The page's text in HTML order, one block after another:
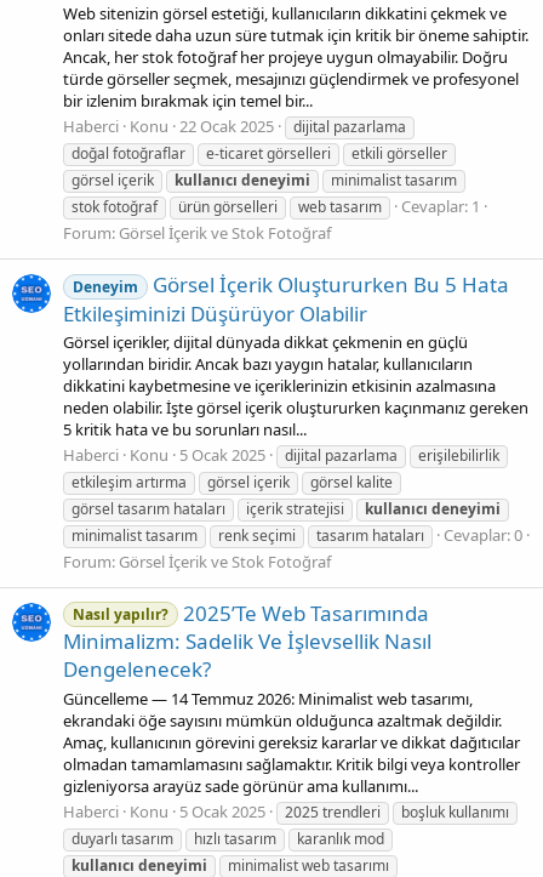
Web sitenizin görsel estetiği, kullanıcıların dikkatini çekmek ve
onları sitede daha uzun süre tutmak için kritik bir öneme sahiptir.
Ancak, her stok fotoğraf her projeye uygun olmayabilir. Doğru
türde görseller seçmek, mesajınızı güçlendirmek ve profesyonel
bir izlenim bırakmak için temel bir...
Haberci Konu 22 Ocak 2025
dijital pazarlama
doğal fotoğraflar
e-ticaret görselleri
etkili görseller
görsel içerik
kullanıcı deneyimi
minimalist tasarım
stok fotoğraf
ürün görselleri web tasarım
Cevaplar: 1
Forum: Görsel İçerik ve Stok Fotoğraf
Deneyim
Görsel İçerik Oluştururken Bu 5 Hata
Etkileşiminizi Düşürüyor Olabilir
Görsel içerikler, dijital dünyada dikkat çekmenin en güçlü
yollarından biridir. Ancak bazı yaygın hatalar, kullanıcıların
dikkatini kaybetmesine ve içeriklerinizin etkisinin azalmasına
neden olabilir. İşte görsel içerik oluştururken kaçınmanız gereken
5 kritik hata ve bu sorunları nasıl...
Haberci Konu 5 Ocak 2025 dijital pazarlama
erişilebilirlik
etkileşim artırma
görsel içerik
görsel kalite
görsel tasarım hataları
içerik stratejisi kullanıcı deneyimi
minimalist tasarım
renk seçimi tasarım hataları
Cevaplar: 0
Forum: Görsel İçerik ve Stok Fotoğraf
Nasıl yapılır?
2025’Te Web Tasarımında
Minimalizm: Sadelik Ve İşlevsellik Nasıl
Dengelenecek?
Güncelleme — 14 Temmuz 2026: Minimalist web tasarımı,
ekrandaki öğe sayısını mümkün olduğunca azaltmak değildir.
Amaç, kullanıcının görevini gereksiz kararlar ve dikkat dağıtıcılar
olmadan tamamlamasını sağlamaktır. Kritik bilgi veya kontroller
gizleniyorsa arayüz sade görünür ama kullanımı...
Haberci Konu 5 Ocak 2025 2025 trendleri
boşluk kullanımı
duyarlı tasarım
hızlı tasarım
karanlık mod
kullanıcı deneyimi
minimalist web tasarımı